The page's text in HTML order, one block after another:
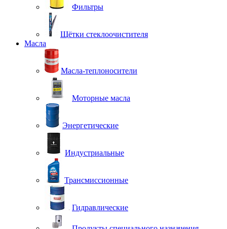
Фильтры
Щётки стеклоочистителя
Масла
Масла-теплоносители
Моторные масла
Энергетические
Индустриальные
Трансмиссионные
Гидравлические